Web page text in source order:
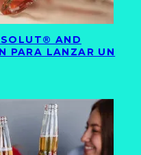
AND
PARA LANZAR UN